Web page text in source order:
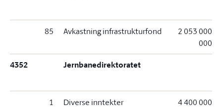
85 Avkastning infrastrukturfond
2 053 000
000
4352 Jernbanedirektoratet
1 Diverse inntekter 4 400 000